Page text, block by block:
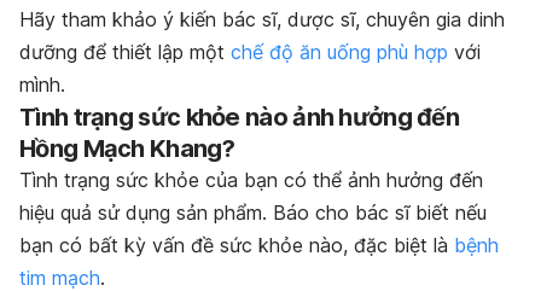
Hãy tham khảo ý kiến bác sĩ, dược sĩ, chuyên gia dinh
dưỡng để thiết lập một chế độ ăn uống phù hợp với
mình.
Tình trạng sức khỏe nào ảnh hưởng đến
Hồng Mạch Khang?
Tình trạng sức khỏe của bạn có thể ảnh hưởng đến
hiệu quả sử dụng sản phẩm. Báo cho bác sĩ biết nếu
bạn có bất kỳ vấn đề sức khỏe nào, đặc biệt là bệnh
tim mạch.